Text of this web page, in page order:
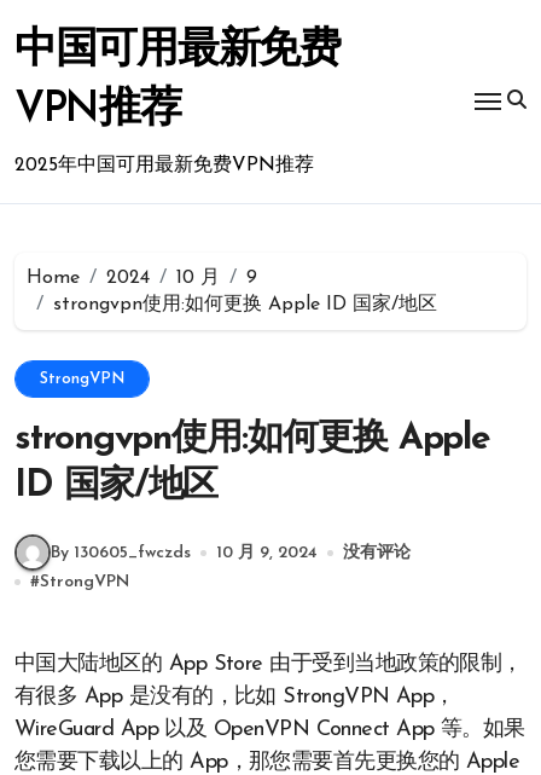
to
content
中国可用最新免费
VPN推荐
2025年中国可用最新免费VPN推荐
Home 2024 10 月
9
strongvpn使用:如何更换 Apple ID 国家/地区
StrongVPN
strongvpn使用:如何更换 Apple
ID 国家/地区
By 130605_fwczds 10 月 9, 2024
没有评论
#StrongVPN
中国大陆地区的 App Store 由于受到当地政策的限制，
有很多 App 是没有的，比如 StrongVPN App，
WireGuard App 以及 OpenVPN Connect App 等。如果
您需要下载以上的 App，那您需要首先更换您的 Apple